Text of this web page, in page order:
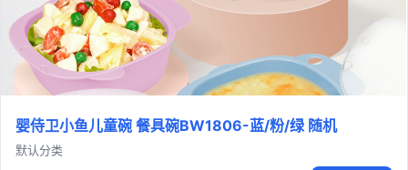
婴侍卫小鱼儿童碗 餐具碗BW1806-蓝/粉/绿 随机
默认分类